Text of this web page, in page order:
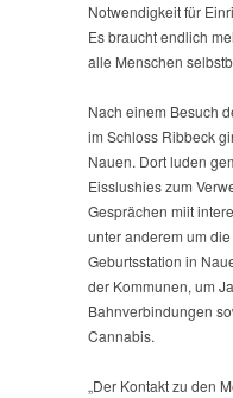
Notwendigkeit für
Es braucht endlich
alle Menschen
Nach einem Besuch
im Schloss Ribbeck
Nauen. Dort luden
Eisslushies zum
Gesprächen miit
unter anderem um
Geburtsstation in
der Kommunen, um
Bahnverbindungen
Cannabis.
„Der Kontakt zu den